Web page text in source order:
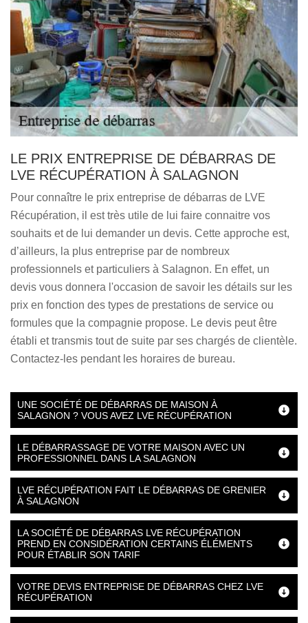
LE PRIX ENTREPRISE DE DÉBARRAS DE
LVE RÉCUPÉRATION À SALAGNON
Pour connaître le prix entreprise de débarras de LVE
Récupération, il est très utile de lui faire connaitre vos
souhaits et de lui demander un devis. Cette approche est,
d’ailleurs, la plus entreprise par de nombreux
professionnels et particuliers à Salagnon. En effet, un
devis vous donnera l'occasion de savoir les détails sur les
prix en fonction des types de prestations de service ou
formules que la compagnie propose. Le devis peut être
établi et transmis tout de suite par ses chargés de clientèle.
Contactez-les pendant les horaires de bureau.
UNE SOCIÉTÉ DE DÉBARRAS DE MAISON À
SALAGNON ? VOUS AVEZ LVE RÉCUPÉRATION
LE DÉBARRASSAGE DE VOTRE MAISON AVEC UN
PROFESSIONNEL DANS LA SALAGNON
LVE RÉCUPÉRATION FAIT LE DÉBARRAS DE GRENIER
À SALAGNON
LA SOCIÉTÉ DE DÉBARRAS LVE RÉCUPÉRATION
PREND EN CONSIDÉRATION CERTAINS ÉLÉMENTS
POUR ÉTABLIR SON TARIF
VOTRE DEVIS ENTREPRISE DE DÉBARRAS CHEZ LVE
RÉCUPÉRATION